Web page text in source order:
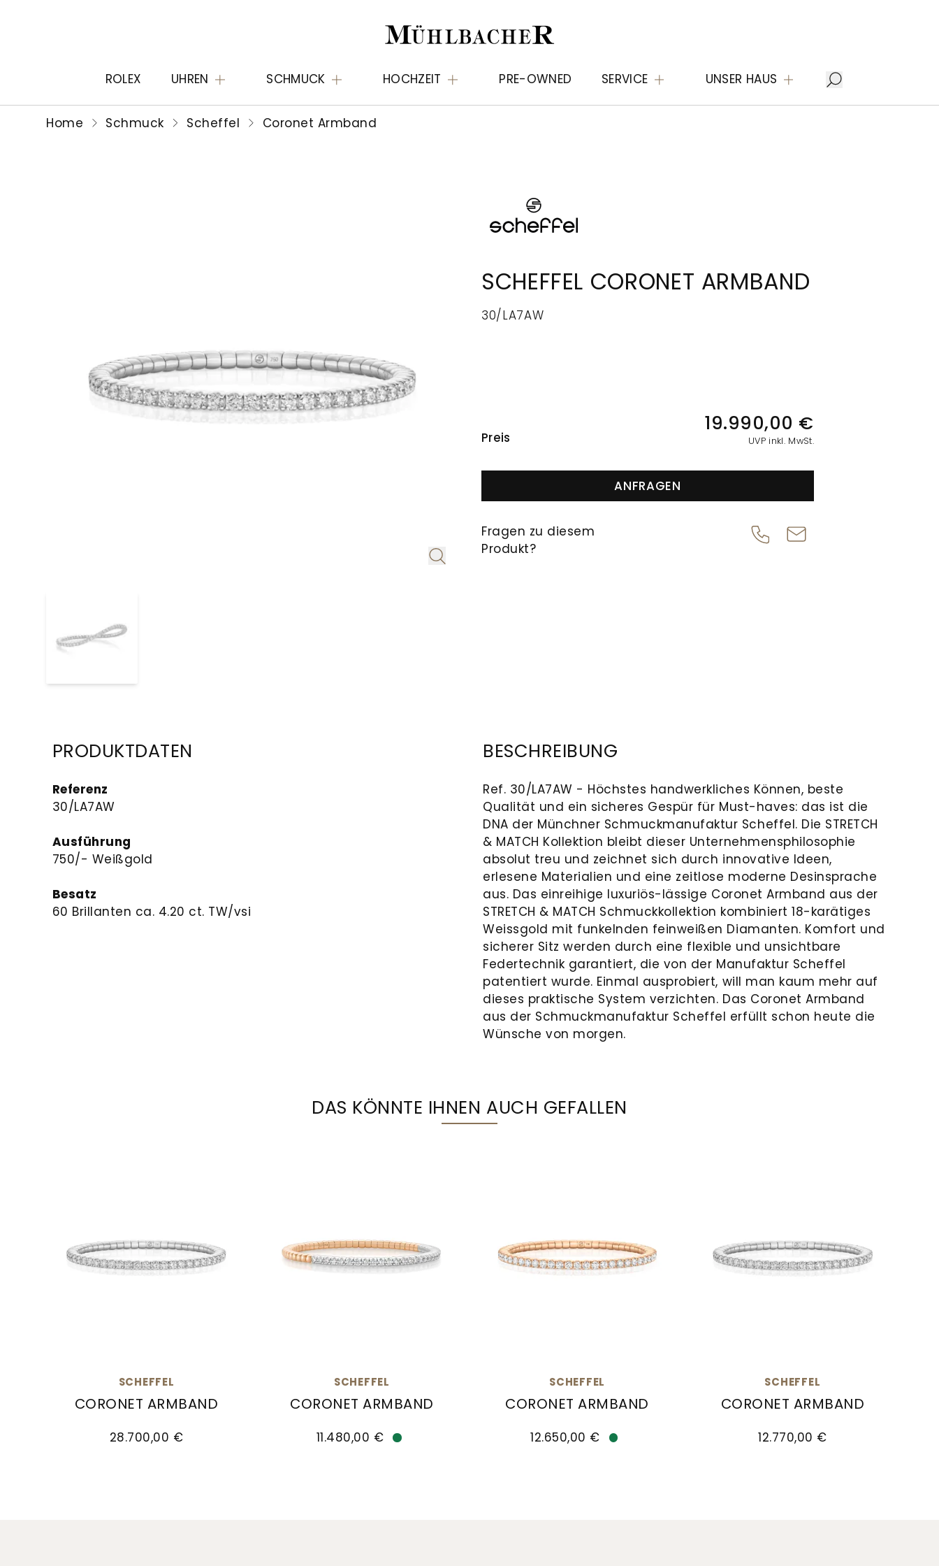
ROLEX UHREN SCHMUCK HOCHZEIT PRE-OWNED SERVICE UNSER HAUS
Home Schmuck Scheffel Coronet Armband
SCHEFFEL CORONET ARMBAND
30/LA7AW
Preis
19.990,00 €
UVP inkl. MwSt.
ANFRAGEN
Fragen zu diesem
Produkt?
PRODUKTDATEN
Referenz
30/LA7AW
Ausführung
750/- Weißgold
Besatz
60 Brillanten ca. 4.20 ct. TW/vsi
BESCHREIBUNG
Ref. 30/LA7AW - Höchstes handwerkliches Können, beste
Qualität und ein sicheres Gespür für Must-haves: das ist die
DNA der Münchner Schmuckmanufaktur Scheffel. Die STRETCH
& MATCH Kollektion bleibt dieser Unternehmensphilosophie
absolut treu und zeichnet sich durch innovative Ideen,
erlesene Materialien und eine zeitlose moderne Desinsprache
aus. Das einreihige luxuriös-lässige Coronet Armband aus der
STRETCH & MATCH Schmuckkollektion kombiniert 18-karätiges
Weissgold mit funkelnden feinweißen Diamanten. Komfort und
sicherer Sitz werden durch eine flexible und unsichtbare
Federtechnik garantiert, die von der Manufaktur Scheffel
patentiert wurde. Einmal ausprobiert, will man kaum mehr auf
dieses praktische System verzichten. Das Coronet Armband
aus der Schmuckmanufaktur Scheffel erfüllt schon heute die
Wünsche von morgen.
DAS KÖNNTE IHNEN AUCH GEFALLEN
SCHEFFEL
CORONET ARMBAND
28.700,00 €
SCHEFFEL
CORONET ARMBAND
11.480,00 €
SCHEFFEL
CORONET ARMBAND
12.650,00 €
SCHEFFEL
CORONET ARMBAND
12.770,00 €